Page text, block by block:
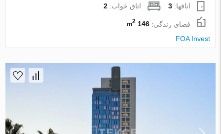
اتاقها:3 اتاق خواب:2
فضای زندگی:146 m
2
FOA Invest